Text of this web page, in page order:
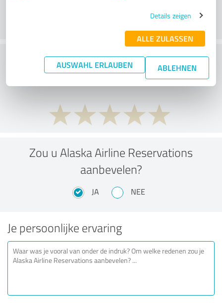
Details zeigen
ALLE ZULASSEN
AUSWAHL ERLAUBEN ABLEHNEN
Wat vind je van de prijs-
prestatieverhouding?
Zou u Alaska Airline Reservations
aanbevelen?
JA NEE
Je persoonlijke ervaring